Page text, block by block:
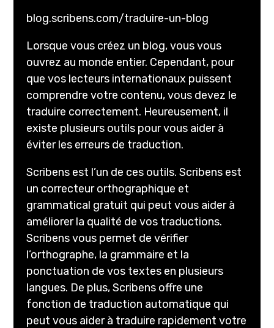
blog.scribens.com/traduire-un-blog
Lorsque vous créez un blog, vous vous
ouvrez au monde entier. Cependant, pour
que vos lecteurs internationaux puissent
comprendre votre contenu, vous devez le
traduire correctement. Heureusement, il
existe plusieurs outils pour vous aider à
éviter les erreurs de traduction.
Scribens est l’un de ces outils. Scribens est
un correcteur orthographique et
grammatical gratuit qui peut vous aider à
améliorer la qualité de vos traductions.
Scribens vous permet de vérifier
l’orthographe, la grammaire et la
ponctuation de vos textes en plusieurs
langues. De plus, Scribens offre une
fonction de traduction automatique qui
peut vous aider à traduire rapidement votre